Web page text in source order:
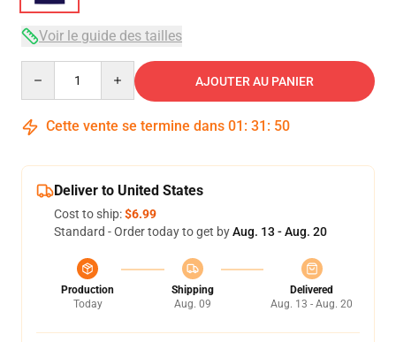
Voir le guide des tailles
AJOUTER AU PANIER
Cette vente se termine dans 01 : 31 : 50
Deliver to United States
Cost to ship:$6.99
Standard - Order today to get byAug. 13 - Aug. 20
Production
Today
Shipping
Aug. 09
Delivered
Aug. 13 - Aug. 20